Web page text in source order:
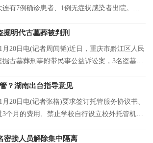
有7例确诊患者、1例无症状感染者出院。目
掘明代古墓葬被判刑
日电(记者周闻韬)近日，重庆市黔江区人民
古墓葬刑事附带民事公益诉讼案，3名盗墓者
？湖南出台指导意见
日电(记者张格)要求签订托管服务协议书、
个月的费用、禁止学校自行设立校外托管机
密接人员解除集中隔离